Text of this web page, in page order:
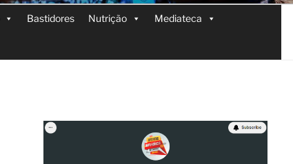
Bastidores Nutrição Mediateca